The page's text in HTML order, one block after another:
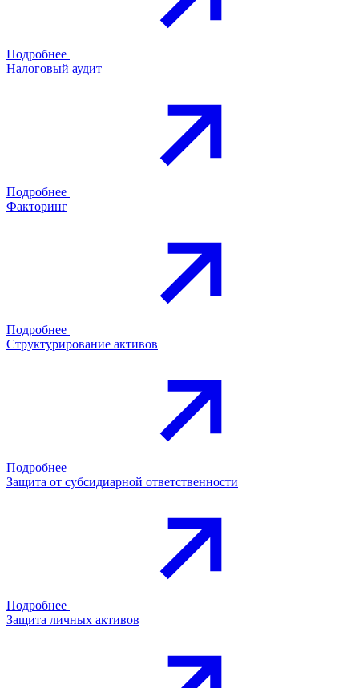
Подробнее
Налоговый аудит
Подробнее
Факторинг
Подробнее
Структурирование активов
Подробнее
Защита от субсидиарной ответственности
Подробнее
Защита личных активов